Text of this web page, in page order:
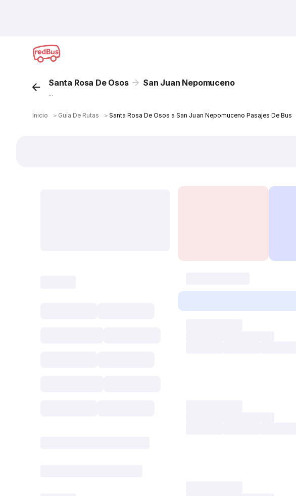
Santa Rosa De Osos San Juan Nepomuceno
...
Inicio ＞ Guía De Rutas ＞ Santa Rosa De Osos a San Juan Nepomuceno Pasajes De Bus